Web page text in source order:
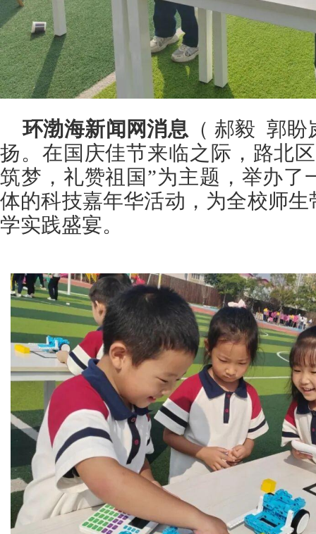
环渤海新闻网消息 （ 郝毅 郭盼
扬。在国庆佳节来临之际，路北
筑梦，礼赞祖国”为主题，举办了
体的科技嘉年华活动，为全校师
学实践盛宴。